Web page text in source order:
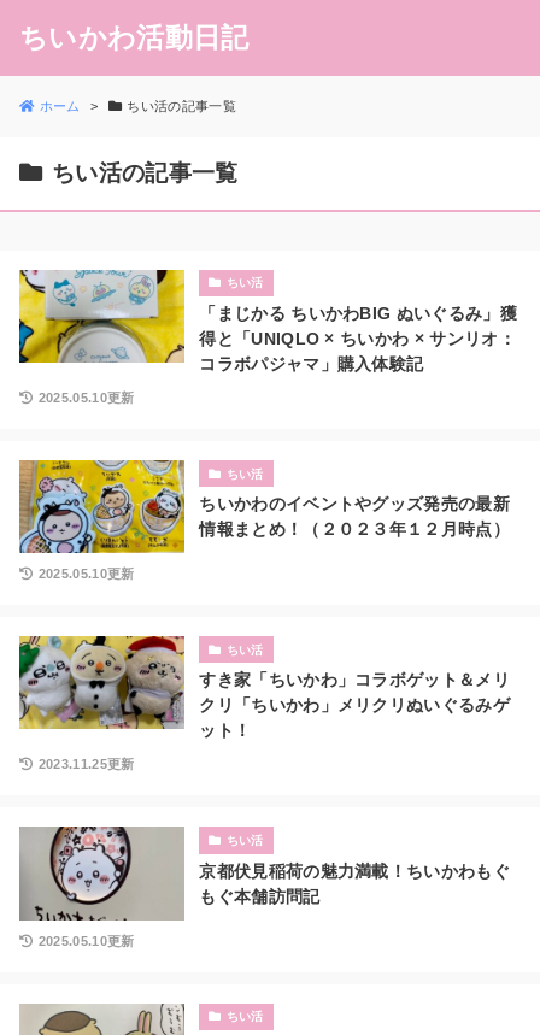
ちいかわ活動日記
ホーム ちい活の記事一覧
ちい活の記事一覧
ちい活
「まじかる ちいかわBIG ぬいぐるみ」獲
得と「UNIQLO × ちいかわ × サンリオ：
コラボパジャマ」購入体験記
2025.05.10更新
ちい活
ちいかわのイベントやグッズ発売の最新
情報まとめ！（２０２３年１２月時点）
2025.05.10更新
ちい活
すき家「ちいかわ」コラボゲット＆メリ
クリ「ちいかわ」メリクリぬいぐるみゲ
ット！
2023.11.25更新
ちい活
京都伏見稲荷の魅力満載！ちいかわもぐ
もぐ本舗訪問記
2025.05.10更新
ちい活